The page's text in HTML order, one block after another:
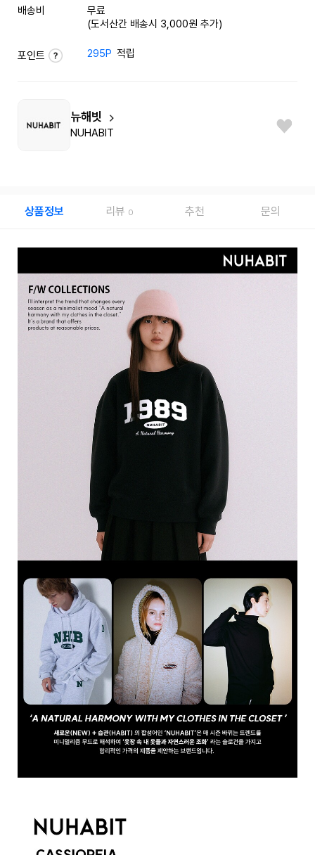
배송비
무료
(도서산간 배송시 3,000원 추가)
포인트 295P 적립
뉴해빗
NUHABIT
상품정보 리뷰 0 추천 문의